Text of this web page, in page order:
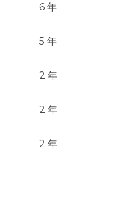
6 年
5 年
2 年
2 年
2 年